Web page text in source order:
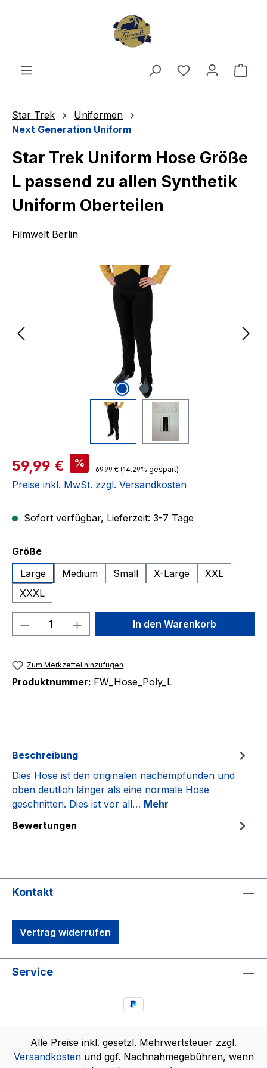
Du hast 0
Star Trek
Uniformen
Next Generation Uniform
Star Trek Uniform Hose Größe
L passend zu allen Synthetik
Uniform Oberteilen
Filmwelt Berlin
Verkaufspreis:
59,99 € % Regulärer Preis:
69,99 € (14.29% gespart)
Preise inkl. MwSt. zzgl. Versandkosten
Sofort verfügbar, Lieferzeit: 3-7 Tage
Größeauswählen
Large
Medium Small X-Large
XXL
XXXL
Produkt Anzahl: Gib denIn den Warenkorb
Zum Merkzettel hinzufügen
Produktnummer: FW_Hose_Poly_L
Beschreibung
Dies Hose ist den originalen nachempfunden und
oben deutlich länger als eine normale Hose
geschnitten. Dies ist vor all… Mehr
Bewertungen
Kontakt
Vertrag widerrufen
Service
Alle Preise inkl. gesetzl. Mehrwertsteuer zzgl.
Versandkostenund ggf. Nachnahmegebühren, wenn